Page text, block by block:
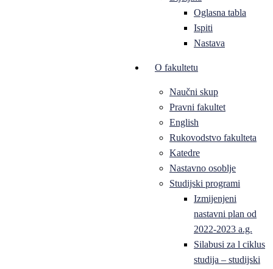
Oglasna tabla
Ispiti
Nastava
O fakultetu
Naučni skup
Pravni fakultet
English
Rukovodstvo fakulteta
Katedre
Nastavno osoblje
Studijski programi
Izmijenjeni
nastavni plan od
2022-2023 a.g.
Silabusi za l ciklus
studija – studijski